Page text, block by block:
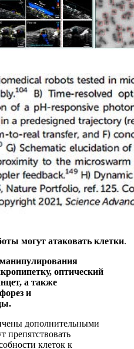
могут атаковать клетки.
оптический
а также
и
дополнительными
препятствовать
клеток к